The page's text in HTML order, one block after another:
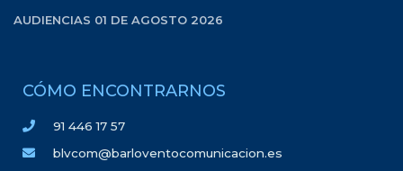
AUDIENCIAS 01 DE AGOSTO 2026
CÓMO ENCONTRARNOS
91 446 17 57
blvcom@barloventocomunicacion.es